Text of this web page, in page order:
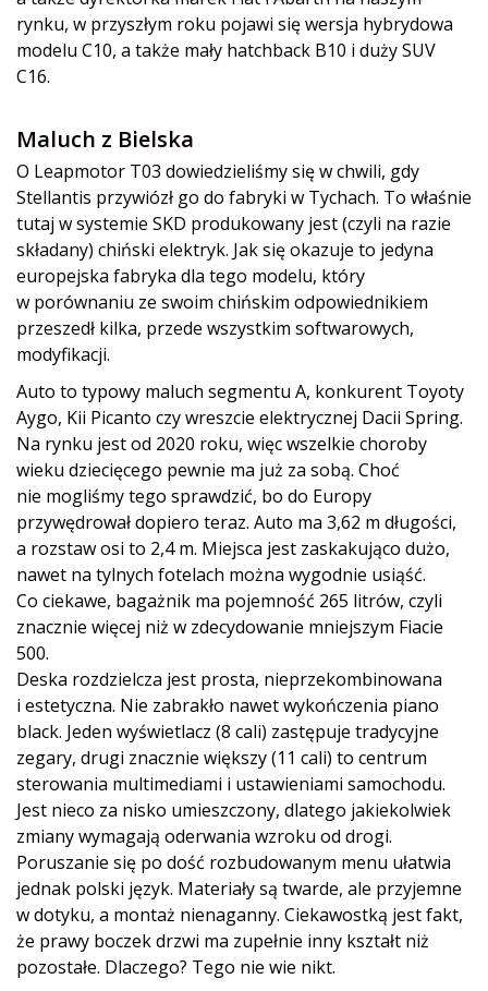
rynku, w przyszłym roku pojawi się wersja hybrydowa
modelu C10, a także mały hatchback B10 i duży SUV
C16.
Maluch z Bielska
O Leapmotor T03 dowiedzieliśmy się w chwili, gdy
Stellantis przywiózł go do fabryki w Tychach. To właśnie
tutaj w systemie SKD produkowany jest (czyli na razie
składany) chiński elektryk. Jak się okazuje to jedyna
europejska fabryka dla tego modelu, który
w porównaniu ze swoim chińskim odpowiednikiem
przeszedł kilka, przede wszystkim softwarowych,
modyfikacji.
Auto to typowy maluch segmentu A, konkurent Toyoty
Aygo, Kii Picanto czy wreszcie elektrycznej Dacii Spring.
Na rynku jest od 2020 roku, więc wszelkie choroby
wieku dziecięcego pewnie ma już za sobą. Choć
nie mogliśmy tego sprawdzić, bo do Europy
przywędrował dopiero teraz. Auto ma 3,62 m długości,
a rozstaw osi to 2,4 m. Miejsca jest zaskakująco dużo,
nawet na tylnych fotelach można wygodnie usiąść.
Co ciekawe, bagażnik ma pojemność 265 litrów, czyli
znacznie więcej niż w zdecydowanie mniejszym Fiacie
500.
Deska rozdzielcza jest prosta, nieprzekombinowana
i estetyczna. Nie zabrakło nawet wykończenia piano
black. Jeden wyświetlacz (8 cali) zastępuje tradycyjne
zegary, drugi znacznie większy (11 cali) to centrum
sterowania multimediami i ustawieniami samochodu.
Jest nieco za nisko umieszczony, dlatego jakiekolwiek
zmiany wymagają oderwania wzroku od drogi.
Poruszanie się po dość rozbudowanym menu ułatwia
jednak polski język. Materiały są twarde, ale przyjemne
w dotyku, a montaż nienaganny. Ciekawostką jest fakt,
że prawy boczek drzwi ma zupełnie inny kształt niż
pozostałe. Dlaczego? Tego nie wie nikt.